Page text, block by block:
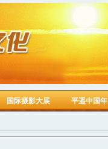
国际摄影大展 平遥中国年